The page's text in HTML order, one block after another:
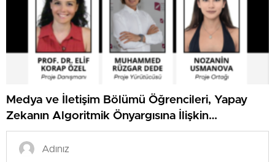
Medya ve İletişim Bölümü Öğrencileri, Yapay
Zekanın Algoritmik Önyargısına İlişkin
Farkındalık Düzeylerini Araştıracak